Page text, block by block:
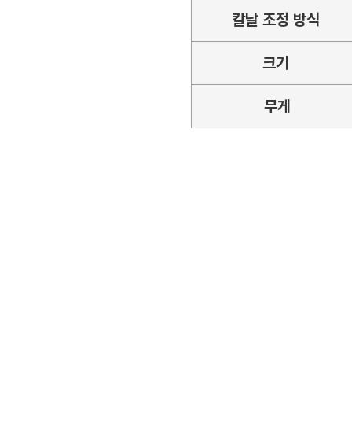
칼날 조정 방식
크기
무게